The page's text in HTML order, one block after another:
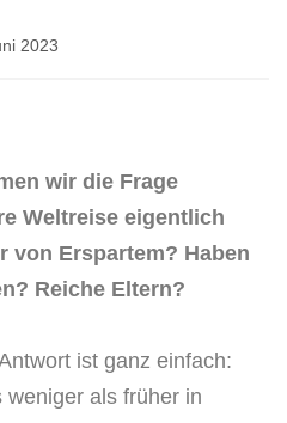
2023
wir die Frage
Weltreise eigentlich
von Erspartem? Haben
Reiche Eltern?
ist ganz einfach:
als früher in